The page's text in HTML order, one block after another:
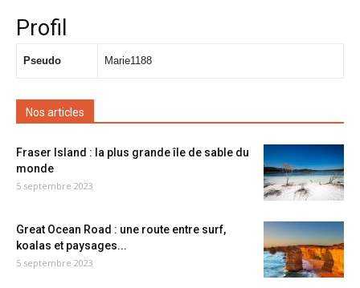
Profil
Pseudo Marie1188
Nos articles
Fraser Island : la plus grande île de sable du
monde
5 septembre 2023
Great Ocean Road : une route entre surf,
koalas et paysages...
5 septembre 2023